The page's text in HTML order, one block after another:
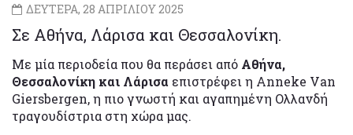
ΔΕΥΤΕΡΑ, 28 ΑΠΡΙΛΙΟΥ 2025
Σε Αθήνα, Λάρισα και Θεσσαλονίκη.
Με μία περιοδεία που θα περάσει από Αθήνα,
Θεσσαλονίκη και Λάρισα επιστρέφει η Anneke Van
Giersbergen, η πιο γνωστή και αγαπημένη Ολλανδή
τραγουδίστρια στη χώρα μας.